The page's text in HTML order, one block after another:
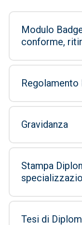
Modulo
conforme,
Gravidanza
Stampa
Tesi di